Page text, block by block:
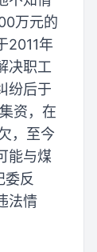
万元的
2011年
决职工
纷后于
资，在
，至今
能与煤
委反
法情